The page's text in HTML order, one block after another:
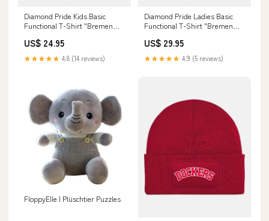
Diamond Pride Kids Basic
Functional T-Shirt "Bremen
berlin-flamingos
US$ 24.95
★★★★★ 4.8 (14 reviews)
Diamond Pride Ladies Basic
Functional T-Shirt "Bremen
club-paderborn-untouchables-
logowear
US$ 29.95
★★★★★ 4.9 (5 reviews)
FloppyElle | Plüschtier Puzzles